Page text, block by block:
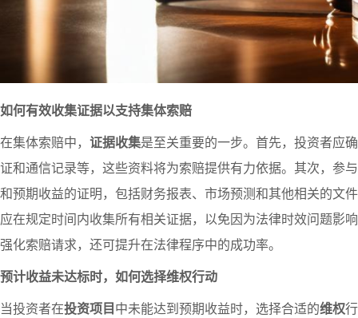
如何有效收集证据以支持集体索赔
在集体索赔中， 证据收集是至关重要的一步。首先，投资者应
证和通信记录等，这些资料将为索赔提供有力依据。其次，参
和预期收益的证明，包括财务报表、市场预测和其他相关的文
应在规定时间内收集所有相关证据，以免因为法律时效问题影
强化索赔请求，还可提升在法律程序中的成功率。
预计收益未达标时，如何选择维权行动
当投资者在投资项目中未能达到预期收益时，选择合适的维权